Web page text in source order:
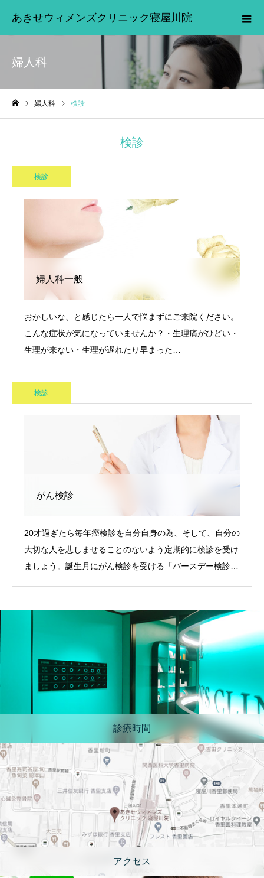
あきせウィメンズクリニック寝屋川院
婦人科
婦人科 検診
検診
検診
婦人科一般
おかしいな、と感じたら一人で悩まずにご来院ください。
こんな症状が気になっていませんか？・生理痛がひどい・
生理が来ない・生理が遅れたり早まった…
検診
がん検診
20才過ぎたら毎年癌検診を自分自身の為、そして、自分の
大切な人を悲しませることのないよう定期的に検診を受け
ましょう。誕生月にがん検診を受ける「バースデー検診」
診療時間
アクセス